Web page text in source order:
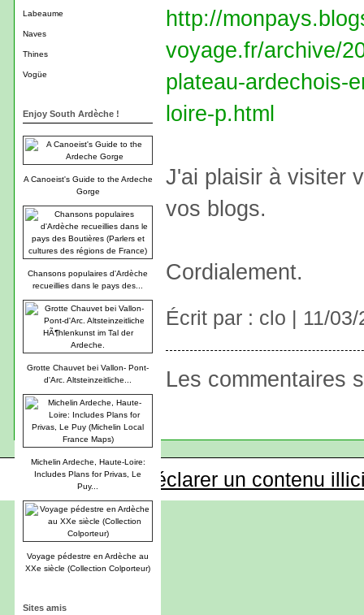
Labeaume
Naves
Thines
Vogüe
Enjoy South Ardèche !
A Canoeist's Guide to the Ardeche
Gorge
Chansons populaires d'Ardèche
recueillies dans le pays des...
Grotte Chauvet bei Vallon- Pont-
d'Arc. Altsteinzeitliche...
Michelin Ardeche, Haute-Loire:
Includes Plans for Privas, Le
Puy...
Voyage pédestre en Ardèche au
XXe siècle (Collection Colporteur)
Sites amis
http://
voyage.fr/archive/
plateau-ardechois-
loire-p.html
J'ai plaisir à visiter
vos blogs.
Cordialement.
Écrit par : clo | 11/03/
Les commentaires
Déclarer un contenu